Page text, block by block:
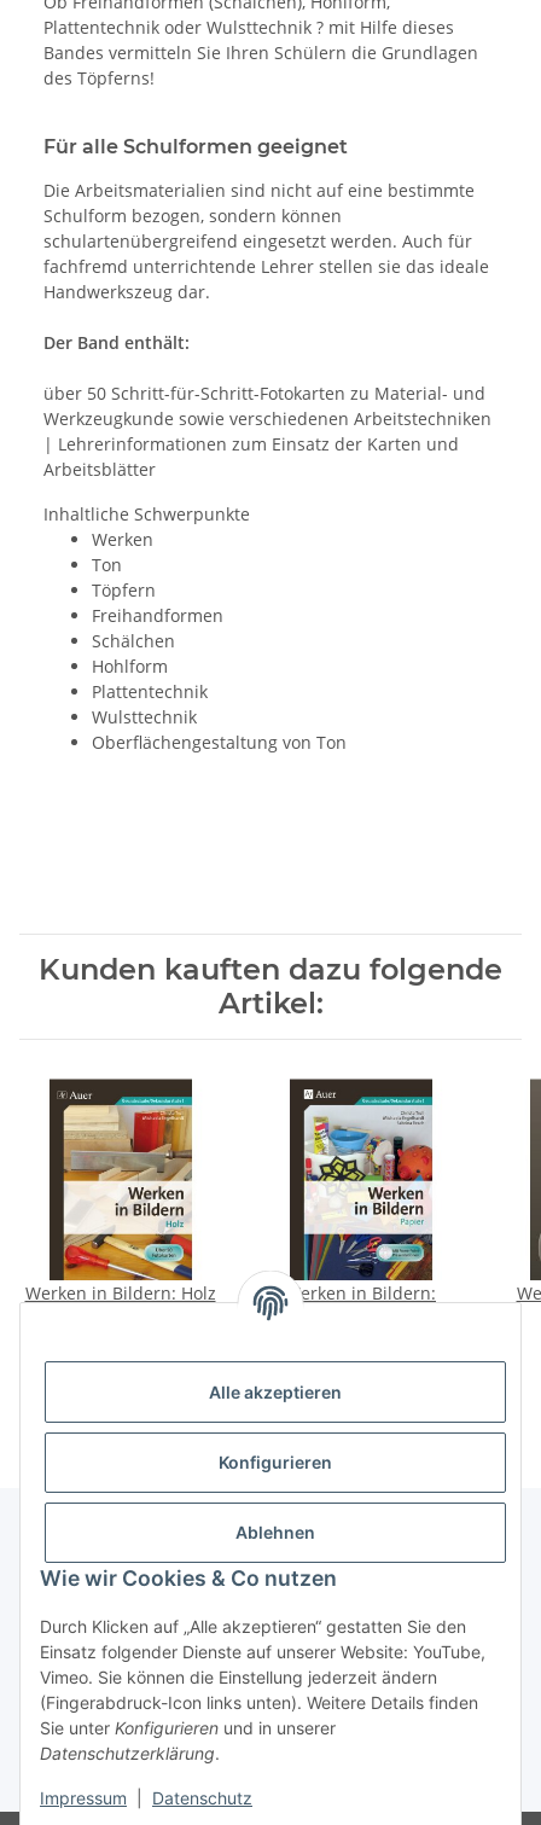
Alle akzeptieren
Konfigurieren
Ablehnen
Wie wir Cookies & Co nutzen
Durch Klicken auf „Alle akzeptieren“ gestatten Sie den
Einsatz folgender Dienste auf unserer Website: YouTube,
Vimeo. Sie können die Einstellung jederzeit ändern
(Fingerabdruck-Icon links unten). Weitere Details finden
Sie unter Konfigurieren und in unserer
Datenschutzerklärung.
Impressum Datenschutz
Plattentechnik oder Wulsttechnik ? mit Hilfe dieses
Bandes vermitteln Sie Ihren Schülern die Grundlagen
des Töpferns!
Für alle Schulformen geeignet
Die Arbeitsmaterialien sind nicht auf eine bestimmte
Schulform bezogen, sondern können
schulartenübergreifend eingesetzt werden. Auch für
fachfremd unterrichtende Lehrer stellen sie das ideale
Handwerkszeug dar.
Der Band enthält:
über 50 Schritt-für-Schritt-Fotokarten zu Material- und
Werkzeugkunde sowie verschiedenen Arbeitstechniken
| Lehrerinformationen zum Einsatz der Karten und
Arbeitsblätter
Inhaltliche Schwerpunkte
Werken
Ton
Töpfern
Freihandformen
Schälchen
Hohlform
Plattentechnik
Wulsttechnik
Oberflächengestaltung von Ton
Kunden kauften dazu folgende
Artikel:
Werken in Bildern: Holz
Werken in Bildern:
Informationen
Gesetzliche Informationen
Vertrag widerrufen